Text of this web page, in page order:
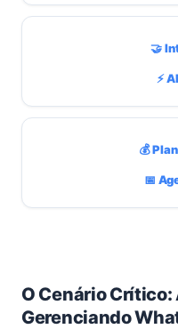
O Cenário
Gerenciando
🤝
⚡
💰
📅